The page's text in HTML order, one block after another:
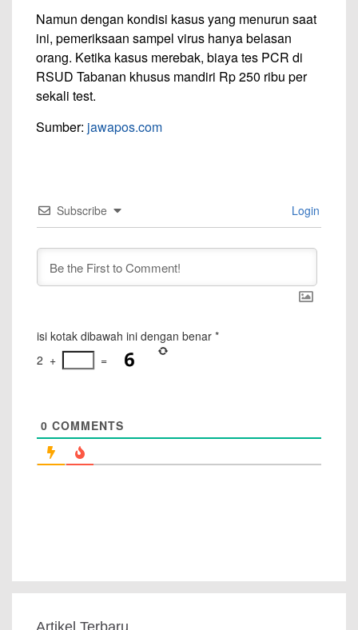
Namun dengan kondisi kasus yang menurun saat
ini, pemeriksaan sampel virus hanya belasan
orang. Ketika kasus merebak, biaya tes PCR di
RSUD Tabanan khusus mandiri Rp 250 ribu per
sekali test.
Sumber: jawapos.com
Subscribe Login
isi kotak dibawah ini dengan benar *
2 + =
0 COMMENTS
Artikel Terbaru